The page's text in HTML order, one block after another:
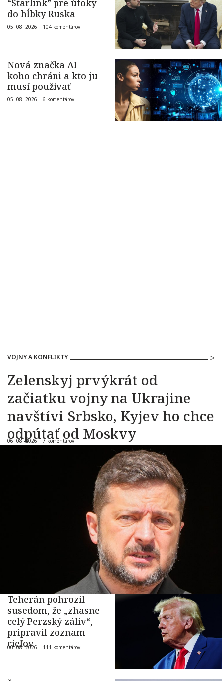
“Starlink” pre útoky
do hĺbky Ruska
05. 08. 2026 | 104 komentárov
Nová značka AI –
koho chráni a kto ju
musí používať
05. 08. 2026 | 6 komentárov
VOJNY A KONFLIKTY
Zelenskyj prvýkrát od
začiatku vojny na Ukrajine
navštívi Srbsko, Kyjev ho chce
odpútať od Moskvy
06. 08. 2026 | 7 komentárov
Teherán pohrozil
susedom, že „zhasne
celý Perzský záliv“,
pripravil zoznam
cieľov
06. 08. 2026 | 111 komentárov